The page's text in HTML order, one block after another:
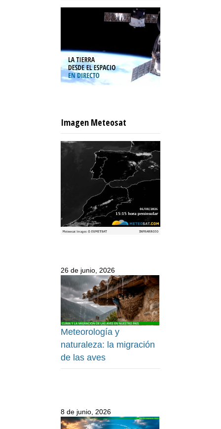
Imagen Meteosat
26 de junio, 2026
Meteorología y
naturaleza: la migración
de las aves
8 de junio, 2026